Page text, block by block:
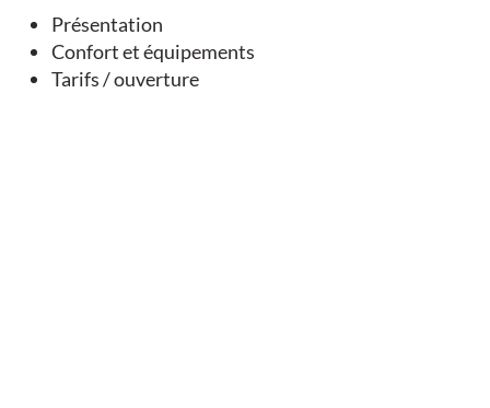
Présentation
Confort et équipements
Tarifs / ouverture
Français
Téléchargements